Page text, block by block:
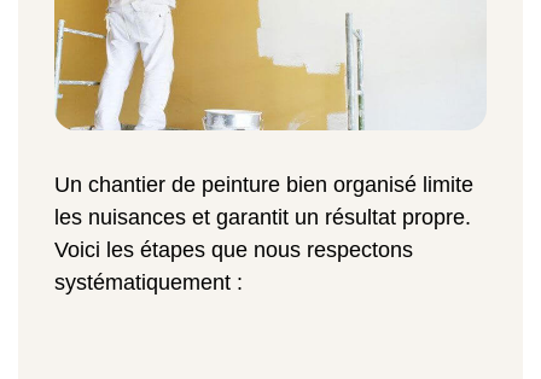
Un chantier de peinture bien organisé limite
les nuisances et garantit un résultat propre.
Voici les étapes que nous respectons
systématiquement :